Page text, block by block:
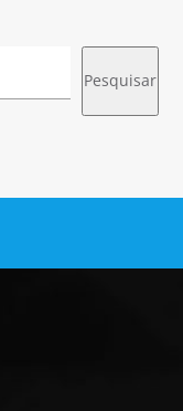
Pesquisar